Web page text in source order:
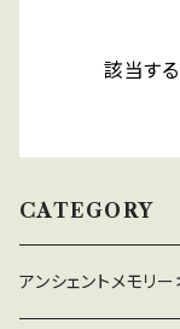
該当す
CATEGORY
アンシェントメモリ